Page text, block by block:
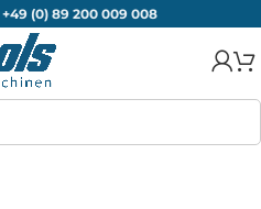
+49 (0) 89 200 009 008